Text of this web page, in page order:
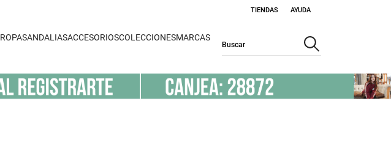
TIENDAS AYUDA
ROPASANDALIASACCESORIOSCOLECCIONESMARCAS